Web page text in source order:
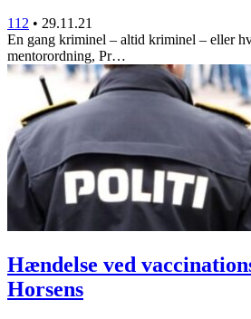
112 • 29.11.21
En gang kriminel – altid kriminel – eller
mentorordning, Pr…
Hændelse ved
Horsens